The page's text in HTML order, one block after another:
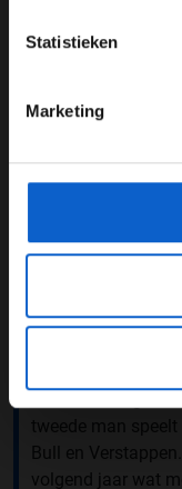
Statistieken
Marketing
Foto: Red Bull
tweede man
Bull en
volgend jaar wat